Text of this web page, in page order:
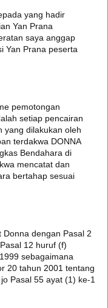
yang hadir
Yan Prana
saya anggap
Yan Prana peserta
pemotongan
setiap pencairan
yang dilakukan oleh
terdakwa DONNA
Bendahara di
mencatat dan
bertahap sesuai
dengan Pasal 2
12 huruf (f)
sebagaimana
20 tahun 2001 tentang
Pasal 55 ayat (1) ke-1